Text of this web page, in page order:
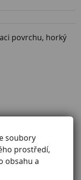
soubory
prostředí,
obsahu a
povrchu, horký